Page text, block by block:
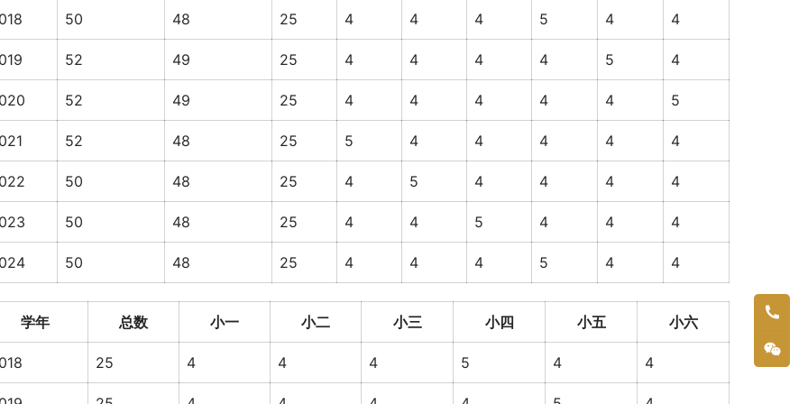
50 48 25 4 4 4 5 4 4
52 49 25 4 4 4 4 5 4
52 49 25 4 4 4 4 4 5
52 48 25 5 4 4 4 4 4
50 48 25 4 5 4 4 4 4
50 48 25 4 4 5 4 4 4
50 48 25 4 4 4 5 4 4
学年 总数 小一 小二 小三 小四 小五 小六
25 4 4 4 5 4 4